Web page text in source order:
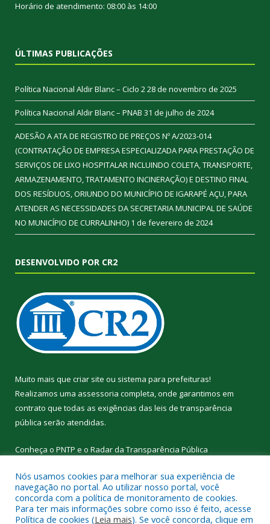
Horário de atendimento: 08:00 às 14:00
ÚLTIMAS PUBLICAÇÕES
Política Nacional Aldir Blanc – Ciclo 228 de novembro de 2025
Política Nacional Aldir Blanc – PNAB 31 de julho de 2024
ADESÃO A ATA DE REGISTRO DE PREÇOS Nº A/2023-014
(CONTRATAÇÃO DE EMPRESA ESPECIALIZADA PARA PRESTAÇÃO DE
SERVIÇOS DE LIXO HOSPITALAR INCLUINDO COLETA, TRANSPORTE,
ARMAZENAMENTO, TRATAMENTO INCINERAÇÃO) E DESTINO FINAL
DOS RESÍDUOS, ORIUNDO DO MUNICÍPIO DE IGARAPÉ AÇU, PARA
ATENDER AS NECESSIDADES DA SECRETARIA MUNICIPAL DE SAÚDE
NO MUNICÍPIO DE CURRALINHO) 1 de fevereiro de 2024
DESENVOLVIDO POR CR2
Muito mais que criar site ou sistema para prefeituras!
Realizamos uma assessoria completa, onde garantimos em
contrato que todas as exigências das leis de transparência
pública serão atendidas.
Conheça o PNTP e o Radar da Transparência Pública
Todos os direitos reservados a Prefeitura Municipal de
Nós usamos cookies para melhorar sua experiência de
navegação no portal. Ao utilizar nosso portal, você
concorda com a política de monitoramento de cookies.
Para ter mais informações sobre como isso é feito, acesse
Política de cookies (Leia mais). Se você concorda, clique em